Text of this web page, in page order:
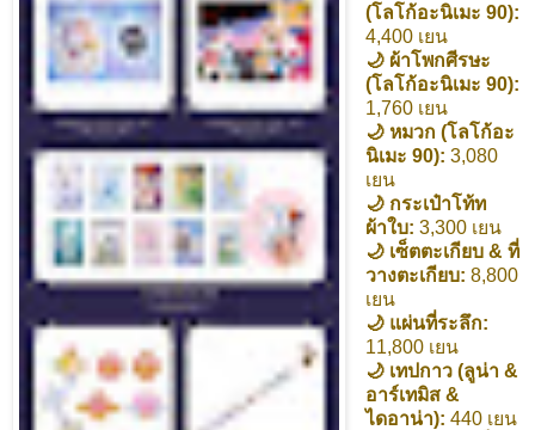
(โลโก้อะนิเมะ 90):
4,400 เยน
🌙 ผ้าโพกศีรษะ
(โลโก้อะนิเมะ 90):
1,760 เยน
🌙 หมวก (โลโก้อะ
นิเมะ 90): 3,080
เยน
🌙 กระเป๋าโท้ท
ผ้าใบ: 3,300 เยน
🌙 เซ็ตตะเกียบ & ที่
วางตะเกียบ: 8,800
เยน
🌙 แผ่นที่ระลึก:
11,800 เยน
🌙 เทปกาว (ลูน่า &
อาร์เทมิส &
ไดอาน่า): 440 เยน